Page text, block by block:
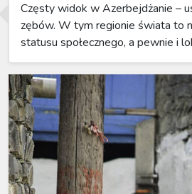
Częsty widok w Azerbejdżanie –
zębów. W tym regionie świata to
statusu społecznego, a pewnie i